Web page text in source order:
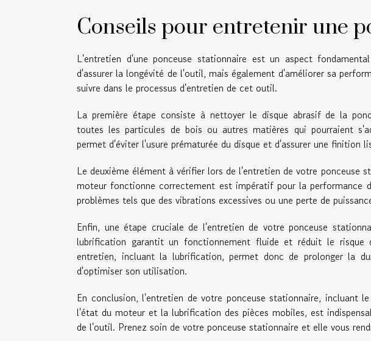
Conseils pour entretenir une
L'entretien d'une ponceuse stationnaire est un aspect
d'assurer la longévité de l'outil, mais également d'améliorer sa
suivre dans le processus d'entretien de cet outil.
La première étape consiste à nettoyer le disque abrasif de la
toutes les particules de bois ou autres matières qui pourraient
permet d'éviter l'usure prématurée du disque et d'assurer une finition
Le deuxième élément à vérifier lors de l'entretien de votre ponceuse
moteur fonctionne correctement est impératif pour la performance
problèmes tels que des vibrations excessives ou une perte de
Enfin, une étape cruciale de l'entretien de votre ponceuse
lubrification garantit un fonctionnement fluide et réduit le risque
entretien, incluant la lubrification, permet donc de prolonger la
d'optimiser son utilisation.
En conclusion, l'entretien de votre ponceuse stationnaire, incluant
l'état du moteur et la lubrification des pièces mobiles, est
de l'outil. Prenez soin de votre ponceuse stationnaire et elle vous